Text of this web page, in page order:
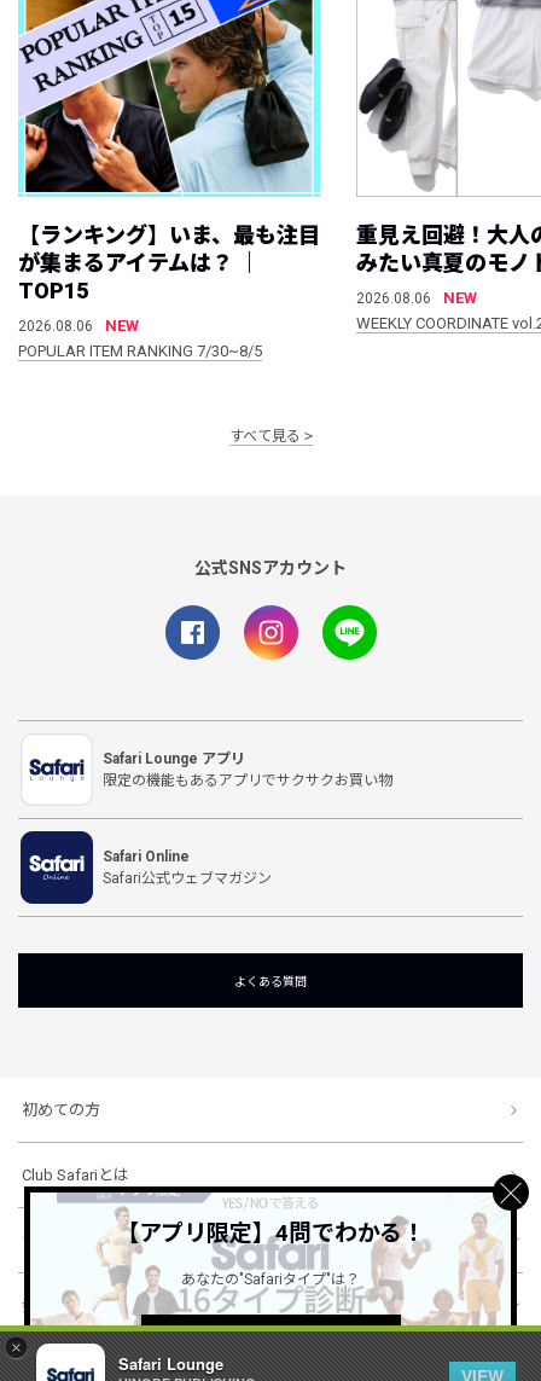
×
Safari Lounge
VIEW
【ランキング】いま、最も注目
が集まるアイテムは？ ｜
TOP15
2026.08.06
NEW
POPULAR ITEM RANKING 7/30~8/5
重見え回避！大人
みたい真夏のモノ
2026.08.06
NEW
WEEKLY COORDINATE
すべて見る
公式SNSアカウント
Safari Lounge アプリ
限定の機能もあるアプリでサクサクお買い物
Safari Online
Safari公式ウェブマガジン
よくある質問
初めての方
Club Safariとは
ショッピングガイド
会社概要・規約
【アプリ限定】4問でわかる！
あなたの"Safariタイプ"は？
詳しくはこちら ＞